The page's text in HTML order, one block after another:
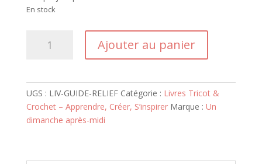
En stock
Essentiel
Du
Crochet
Ajouter au panier
UGS : LIV-GUIDE-RELIEF Catégorie : Livres Tricot &
Crochet – Apprendre, Créer, S’inspirer Marque : Un
dimanche après-midi